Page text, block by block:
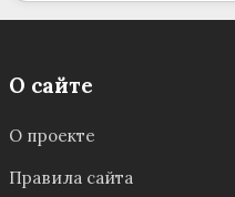
О сайте
О проекте
Правила сайта